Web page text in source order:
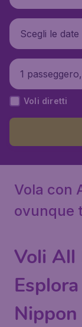
Scegli le date
1
Voli diretti
Vola con
ovunque
Voli All